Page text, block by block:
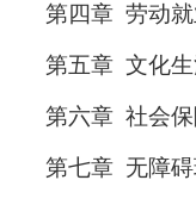
第四章 劳动
第五章 文化
第六章 社会
第七章 无障